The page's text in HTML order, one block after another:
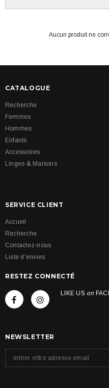
Aucun produit ne
CATALOGUE
Recherche
Femmes
Hommes
Enfants
Accessoires
Linges & Maisons
SERVICE CLIENT
Accueil
Recherche
Contactez-nous
Liste d'envies
RESTEZ CONNECTÉ
LIKE US on
NEWSLETTER